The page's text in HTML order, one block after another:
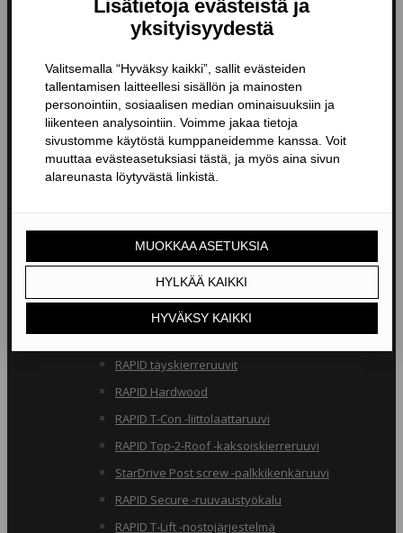
TIIVISTYSTUOTTEET
Butyylinauhat ja -teipit
Liitosnauhat
Läpiviennit
Tiivistyspinnoitteet ja -massat
Tiivistysteipit
Pohjustusaineet ja tarvikkeet
RAKENNERUUVIT
RAPID osakierreruuvit
StarDrive GPR osakierreruuvit
Klimas täyskierreruuvit
RAPID täyskierreruuvit
RAPID Hardwood
RAPID T-Con -liittolaattaruuvi
RAPID Top-2-Roof -kaksoiskierreruuvi
StarDrive Post screw -palkkikenkäruuvi
RAPID Secure -ruuvaustyökalu
RAPID T-Lift -nostojärjestelmä